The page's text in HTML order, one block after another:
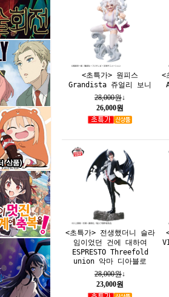
<초특가> 원피스
Grandista 쥬얼리 보니
28,000원↓
26,000원
<
<초특가> 전생했더니 슬라
임이었던 건에 대하여
ESPRESTO Threefold
union 악마 디아블로
28,000원↓
23,000원